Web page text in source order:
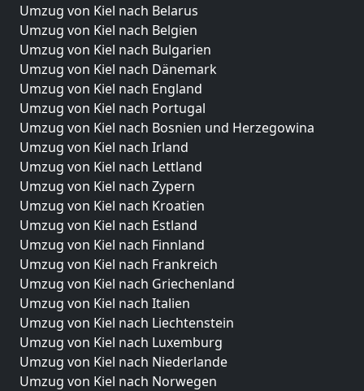
Umzug von Kiel nach Belarus
Umzug von Kiel nach Belgien
Umzug von Kiel nach Bulgarien
Umzug von Kiel nach Dänemark
Umzug von Kiel nach England
Umzug von Kiel nach Portugal
Umzug von Kiel nach Bosnien und Herzegowina
Umzug von Kiel nach Irland
Umzug von Kiel nach Lettland
Umzug von Kiel nach Zypern
Umzug von Kiel nach Kroatien
Umzug von Kiel nach Estland
Umzug von Kiel nach Finnland
Umzug von Kiel nach Frankreich
Umzug von Kiel nach Griechenland
Umzug von Kiel nach Italien
Umzug von Kiel nach Liechtenstein
Umzug von Kiel nach Luxemburg
Umzug von Kiel nach Niederlande
Umzug von Kiel nach Norwegen